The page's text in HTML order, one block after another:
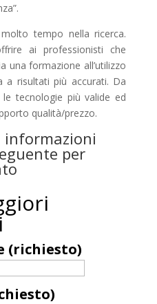
tempo nella ricerca.
ai professionisti che
una formazione all’utilizzo
a risultati più accurati. Da
tecnologie più valide ed
qualità/prezzo.
informazioni
per
(richiesto)